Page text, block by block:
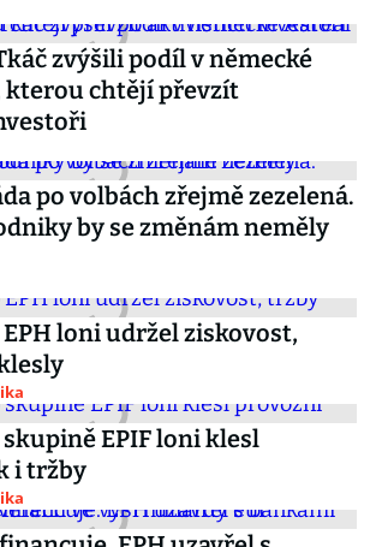
zvýšili podíl v německé
kterou chtějí převzít
po volbách zřejmě zezelená.
by se změnám neměly
loni udržel ziskovost,
EPIF loni klesl
i tržby